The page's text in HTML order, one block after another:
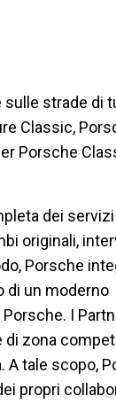
strade di
Classic,
Porsche
dei
originali,
Porsche
di un moderno
I
zona
A tale scopo,
propri